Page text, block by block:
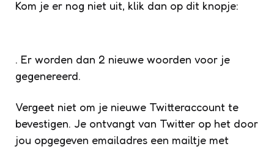
Kom je er nog niet uit, klik dan op dit knopje:
. Er worden dan 2 nieuwe woorden voor je
gegenereerd.
Vergeet niet om je nieuwe Twitteraccount te
bevestigen. Je ontvangt van Twitter op het door
jou opgegeven emailadres een mailtje met